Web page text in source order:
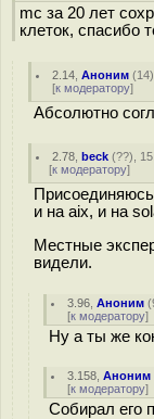
mc за 20 лет
клеток, спасибо
2.14 ,Аноним (14
[к модератору]
Абсолютно
2.78 ,beck (??),
[к модератору]
и на aix, и на
Местные
видели.
3.96 ,Аноним (
[к модератору]
Ну а ты же
3.158 ,Аноним
[к модератору]
Собирал его